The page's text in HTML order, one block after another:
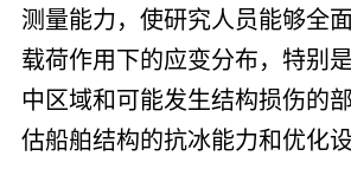
测量能力，使研究人员能够全
载荷作用下的应变分布，特别
中区域和可能发生结构损伤的
估船舶结构的抗冰能力和优化